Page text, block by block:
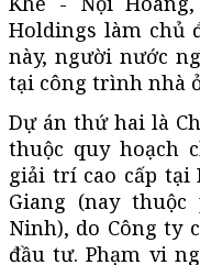
Holdings làm chủ
này, người nước
tại công trình nhà
Dự án thứ hai là
thuộc quy hoạch
giải trí cao cấp tại
Giang (nay
Ninh), do Công ty
đầu tư. Phạm vi